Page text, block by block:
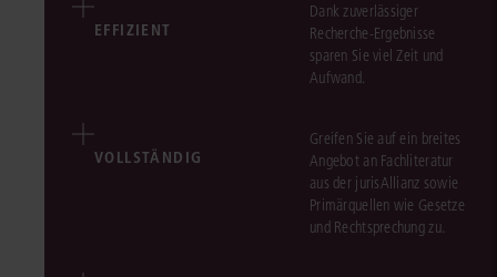
EFFIZIENT
Dank zuverlässiger
Recherche-Ergebnisse
sparen Sie viel Zeit und
Aufwand.
VOLLSTÄNDIG
Greifen Sie auf ein breites
Angebot an Fachliteratur
aus der jurisAllianz sowie
Primärquellen wie Gesetze
und Rechtsprechung zu.